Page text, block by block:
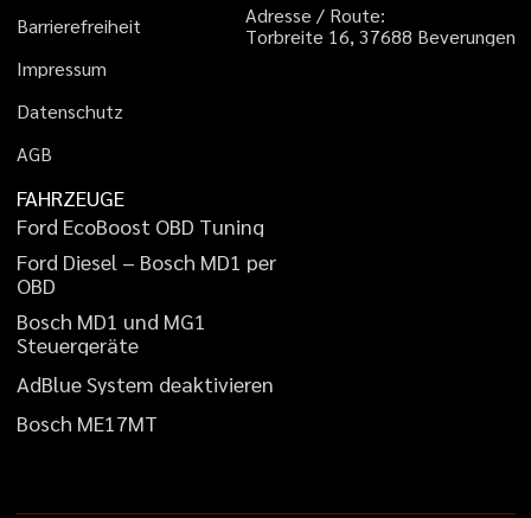
Barrierefreiheit
Impressum
Datenschutz
AGB
Adresse / Route:
Torbreite 16, 37688 Beverungen
FAHRZEUGE
Ford EcoBoost OBD Tuning
Ford Diesel – Bosch MD1 per
OBD
Bosch MD1 und MG1
Steuergeräte
AdBlueSystem deaktivieren
Bosch ME17MT